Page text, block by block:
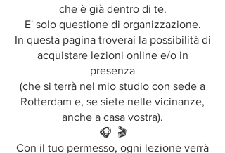
che è già dentro di te.
E' solo questione di organizzazione.
In questa pagina troverai la possibilità di
acquistare lezioni online e/o in
presenza
(che si terrà nel mio studio con sede a
Rotterdam e, se siete nelle vicinanze,
anche a casa vostra).
🎧 🎬
Con il tuo permesso, ogni lezione verrà